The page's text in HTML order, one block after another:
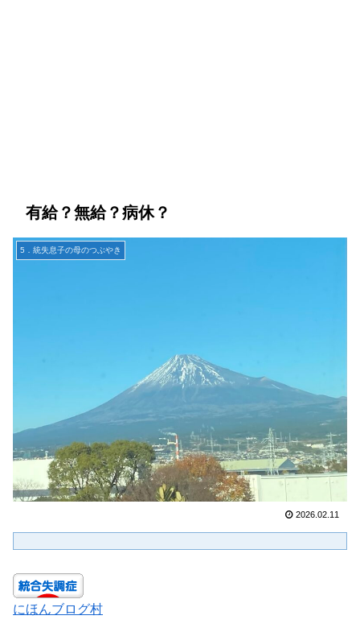
有給？無給？病休？
5．統失息子の母のつぶやき
2026.02.11
にほんブログ村